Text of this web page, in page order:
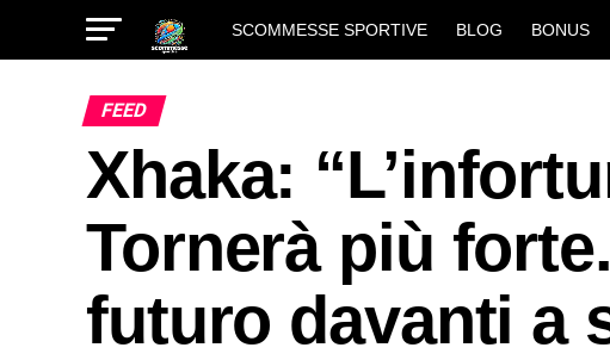
SCOMMESSE SPORTIVE BLOG BONUS
FEED
Xhaka:
Tornerà più
futuro davanti a